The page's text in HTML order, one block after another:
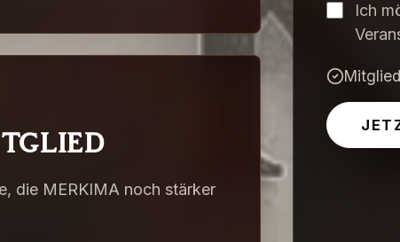
die MERKIMA noch stärker
Ich
Mitglied